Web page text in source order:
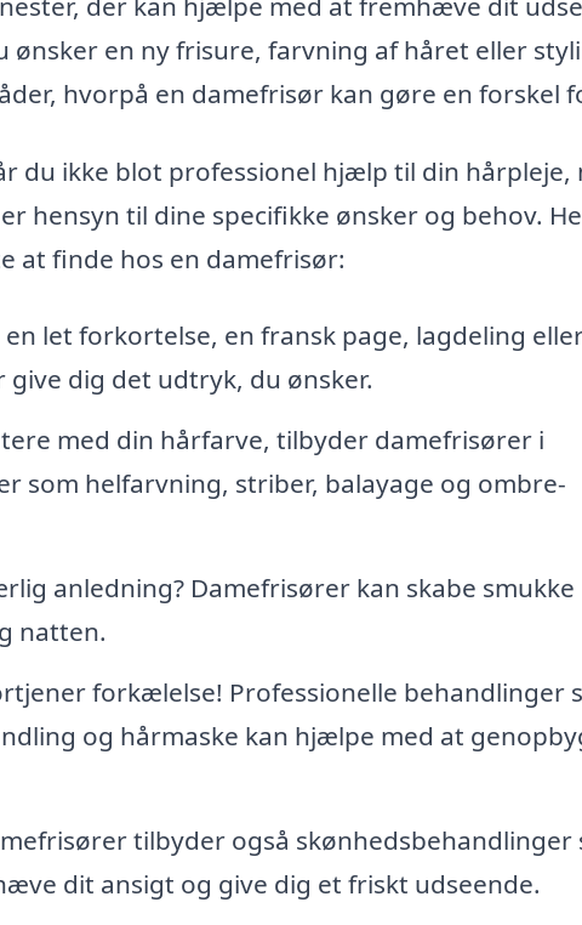
ønsker en ny frisure, farvning af håret eller
hvorpå en damefrisør kan gøre en forskel
du ikke blot professionel hjælp til din hårpleje,
hensyn til dine specifikke ønsker og behov.
at finde hos en damefrisør:
let forkortelse, en fransk page, lagdeling
dig det udtryk, du ønsker.
med din hårfarve, tilbyder damefrisører i
som helfarvning, striber, balayage og ombre-
anledning? Damefrisører kan skabe smukke
natten.
forkælelse! Professionelle behandlinger
og hårmaske kan hjælpe med at
tilbyder også skønhedsbehandlinger
dit ansigt og give dig et friskt udseende.